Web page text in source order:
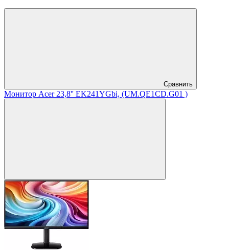
Сравнить
Монитор Acer 23,8'' EK241YGbi, (UM.QE1CD.G01 )